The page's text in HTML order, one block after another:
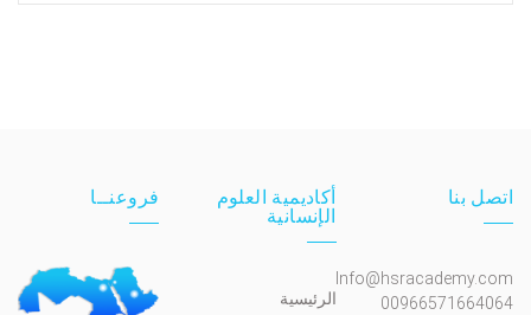
اتصل بنا
Info@hsracademy.com
00966571664064
أكاديمية العلوم
الإنسانية
الرئيسية
فروعنــا